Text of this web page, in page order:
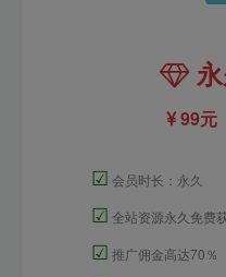
永
99元
☑ 会员时长：永久
☑ 全站资源永久免费
☑ 推广佣金高达70％